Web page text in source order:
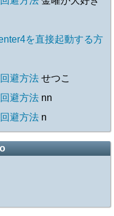
を直接起動する方
避方法 せつこ
避方法 nn
避方法 n